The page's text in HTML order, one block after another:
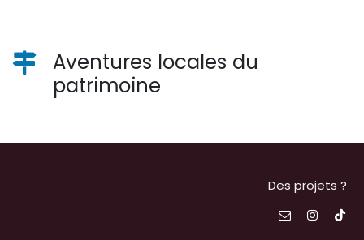
Aventures locales du
patrimoine
Des projets ?